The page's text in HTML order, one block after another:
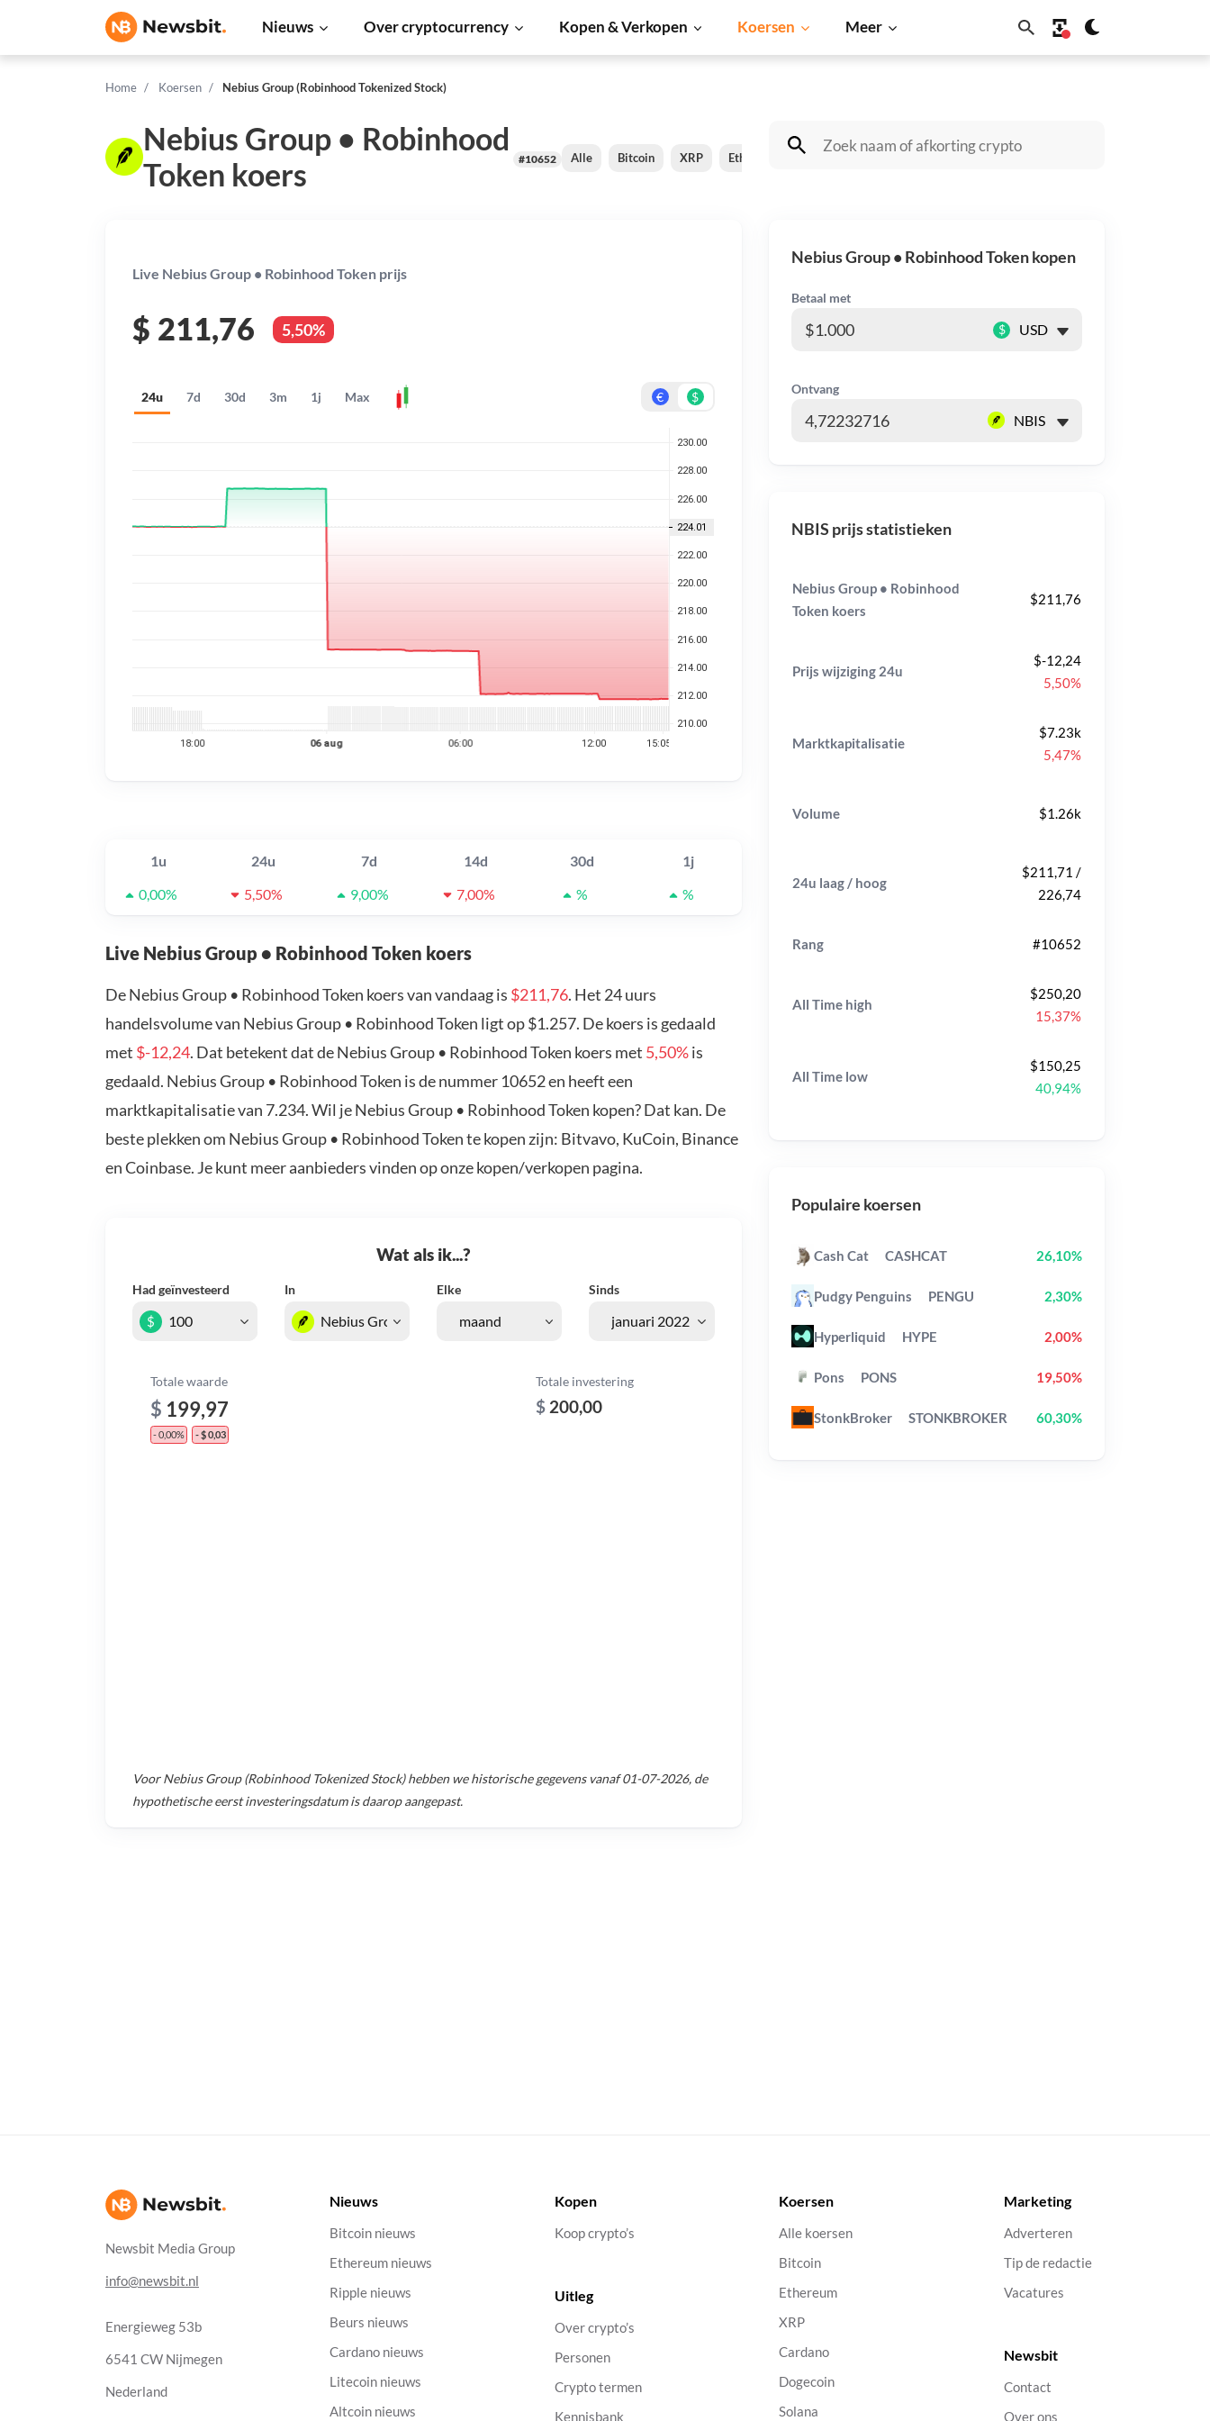
Nieuws Over cryptocurrency Kopen & Verkopen Koersen Meer
Home Koersen Nebius Group (Robinhood Tokenized Stock)
Nebius Group • Robinhood
Token koers
#10652 Alle Bitcoin XRP Ethereum Cardano Dogecoin
Live Nebius Group • Robinhood Token prijs
$ 211,76 5,50%
24u 7d 30d 3m 1j Max € $
1u 24u 7d 14d 30d
1j
0,00%
5,50% 9,00% 7,00% % %
Live Nebius Group • Robinhood Token koers
De Nebius Group • Robinhood Token koers van vandaag is $211,76. Het 24 uurs
handelsvolume van Nebius Group • Robinhood Token ligt op $1.257. De koers is gedaald
met $-12,24. Dat betekent dat de Nebius Group • Robinhood Token koers met 5,50%is
gedaald. Nebius Group • Robinhood Token is de nummer 10652 en heeft een
marktkapitalisatie van 7.234. Wil je Nebius Group • Robinhood Token kopen? Dat kan. De
beste plekken om Nebius Group • Robinhood Token te kopen zijn: Bitvavo, KuCoin, Binance
en Coinbase. Je kunt meer aanbieders vinden op onze kopen/verkopen pagina.
Wat als ik...?
Had geïnvesteerd In Elke Sinds
$
Totale waarde
$ 199,97
- 0,00% - $ 0,03
Totale investering
$ 200,00
VoorNebius Group (Robinhood Tokenized Stock)hebben we historische gegevens vanaf01-07-2026, de
hypothetische eerst investeringsdatum is daarop aangepast.
Nebius Group • Robinhood Token kopen
Betaal met
$
Ontvang
NBIS prijs statistieken
Nebius Group • Robinhood
Token koers
$211,76
Prijs wijziging 24u
$-12,24
5,50%
Marktkapitalisatie
$7.23k
5,47%
Volume $1.26k
24u laag / hoog
$211,71 /
226,74
Rang #10652
All Time high
$250,20
15,37%
All Time low
$150,25
40,94%
Populaire koersen
Cash Cat CASHCAT 26,10%
Pudgy Penguins PENGU 2,30%
Hyperliquid HYPE 2,00%
Pons PONS 19,50%
StonkBroker STONKBROKER 60,30%
Newsbit Media Group
info@newsbit.nl
Energieweg 53b
6541 CW Nijmegen
Nederland
Nieuws
Bitcoin nieuws
Ethereum nieuws
Ripple nieuws
Beurs nieuws
Cardano nieuws
Litecoin nieuws
Altcoin nieuws
Kopen
Koop crypto’s
Uitleg
Over crypto’s
Personen
Crypto termen
Kennisbank
Koersen
Alle koersen
Bitcoin
Ethereum
XRP
Cardano
Dogecoin
Solana
Marketing
Adverteren
Tip de redactie
Vacatures
Newsbit
Contact
Over ons